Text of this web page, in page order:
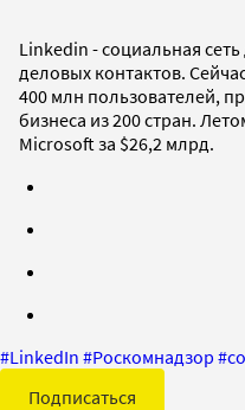
Linkedin - социальная
деловых контактов.
400 млн пользователей,
бизнеса из 200 стран.
Microsoft за $26,2 млрд.
#LinkedIn #Роскомнадзор #
Подписаться